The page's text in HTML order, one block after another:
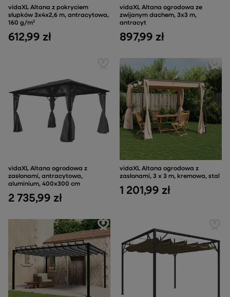
vidaXL Altana z pokryciem
słupków 3x4x2,6 m, antracytowa,
160 g/m²
612,99 zł
vidaXL Altana ogrodowa ze
zwijanym dachem, 3x3 m,
antracyt
897,99 zł
vidaXL Altana ogrodowa z
zasłonami, antracytowa,
aluminium, 400x300 cm
2 735,99 zł
vidaXL Altana ogrodowa z
zasłonami, 3 x 3 m, kremowa, stal
1 201,99 zł